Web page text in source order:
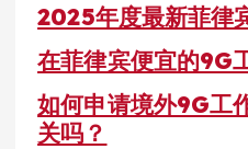
2025年度最新菲律
在菲律宾便宜的9G
如何申请境外9G工
关吗？